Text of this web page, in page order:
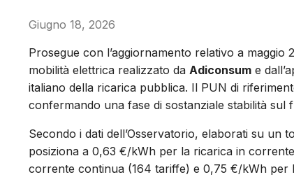
Giugno 18, 2026
Prosegue con l’aggiornamento relativo a maggio
mobilità elettrica realizzato da Adiconsum e
italiano della ricarica pubblica. Il PUN di
confermando una fase di sostanziale stabilità sul
Secondo i dati dell’Osservatorio, elaborati su un
posiziona a 0,63 €/kWh per la ricarica in
corrente continua (164 tariffe) e 0,75 €/kWh per